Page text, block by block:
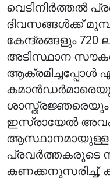
വെടിനിർത്തൽ
ദിവസങ്ങൾക്ക്
കേന്ദ്രങ്ങളും
അടിസ്ഥാന
ആക്രമിച്ചപ്പോൾ
ശാസ്ത്രജ്ഞരെയും
ഇസ്രായേൽ
പ്രവർത്തകരുടെ
കണക്കനുസരിച്ച്,